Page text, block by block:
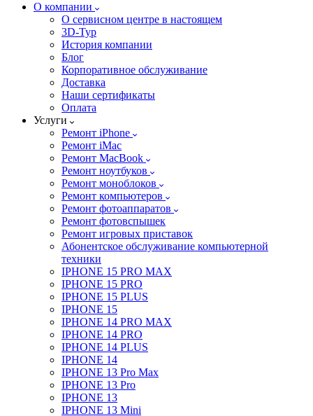
О компании
О сервисном центре в настоящем
3D-Тур
История компании
Блог
Корпоративное обслуживание
Доставка
Наши сертификаты
Оплата
Услуги
Ремонт iPhone
Ремонт iMac
Ремонт MacBook
Ремонт ноутбуков
Ремонт моноблоков
Ремонт компьютеров
Ремонт фотоаппаратов
Ремонт фотовспышек
Ремонт игровых приставок
Абонентское обслуживание компьютерной
техники
IPHONE 15 PRO MAX
IPHONE 15 PRO
IPHONE 15 PLUS
IPHONE 15
IPHONE 14 PRO MAX
IPHONE 14 PRO
IPHONE 14 PLUS
IPHONE 14
IPHONE 13 Pro Max
IPHONE 13 Pro
IPHONE 13
IPHONE 13 Mini